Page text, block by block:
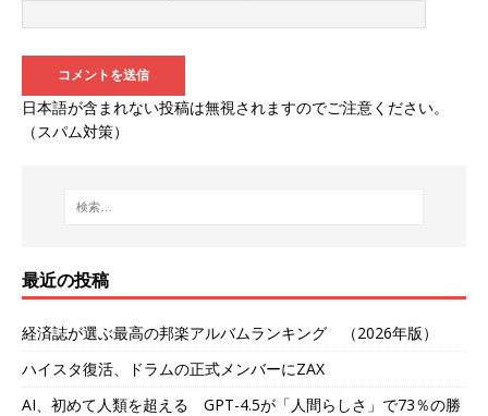
日本語が含まれない投稿は無視されますのでご注意ください。
（スパム対策）
最近の投稿
経済誌が選ぶ最高の邦楽アルバムランキング （2026年版）
ハイスタ復活、ドラムの正式メンバーにZAX
AI、初めて人類を超える GPT-4.5が「人間らしさ」で73％の勝